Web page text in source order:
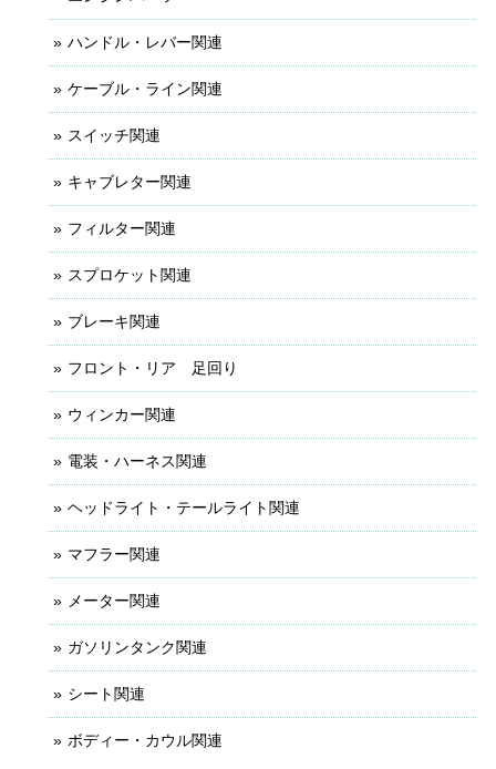
ハンドル・レバー関連
ケーブル・ライン関連
スイッチ関連
キャブレター関連
フィルター関連
スプロケット関連
ブレーキ関連
フロント・リア 足回り
ウィンカー関連
電装・ハーネス関連
ヘッドライト・テールライト関連
マフラー関連
メーター関連
ガソリンタンク関連
シート関連
ボディー・カウル関連